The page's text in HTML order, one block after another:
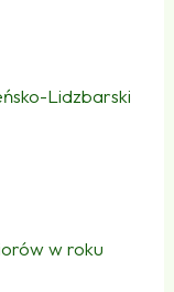
Lidzbarski
w roku